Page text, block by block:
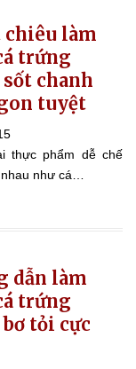
chiêu làm
trứng
chanh
tuyệt
thực phẩm dễ chế
như cá…
dẫn làm
trứng
tỏi cực